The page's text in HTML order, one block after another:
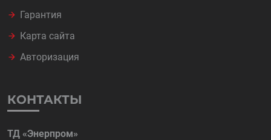
Гарантия
Карта сайта
Авторизация
КОНТАКТЫ
ТД «Энерпром»